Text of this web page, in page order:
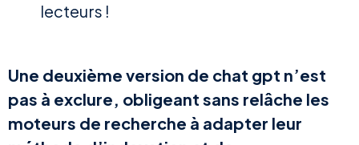
lecteurs !
Une deuxième version de chat gpt n’est
pas à exclure, obligeant sans relâche les
moteurs de recherche à adapter leur